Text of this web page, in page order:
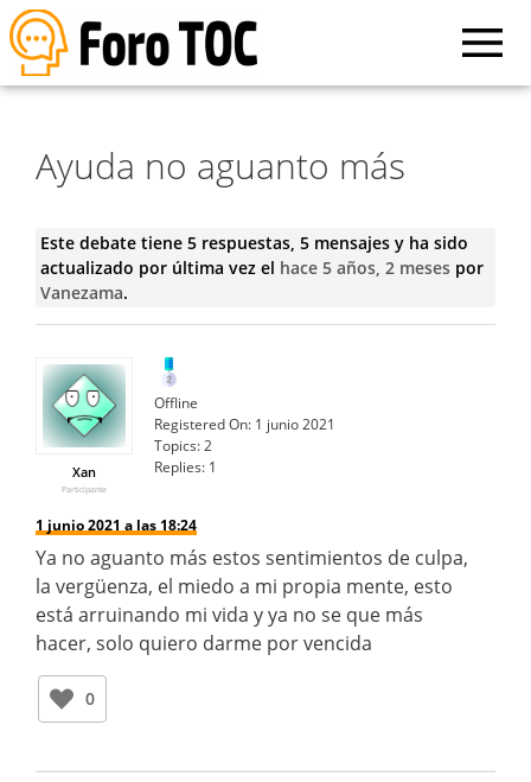
Ayuda no aguanto más
Este debate tiene 5 respuestas, 5 mensajes y ha sido
actualizado por última vez el hace 5 años, 2 mesespor
Vanezama.
Xan
Participante
Offline
Registered On: 1 junio 2021
Topics:2
Replies: 1
1 junio 2021 a las 18:24
Ya no aguanto más estos sentimientos de culpa,
la vergüenza, el miedo a mi propia mente, esto
está arruinando mi vida y ya no se que más
hacer, solo quiero darme por vencida
0